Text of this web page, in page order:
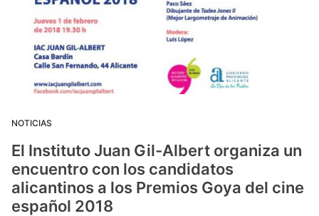
NOTICIAS
El Instituto Juan Gil-Albert organiza un
encuentro con los candidatos
alicantinos a los Premios Goya del cine
español 2018